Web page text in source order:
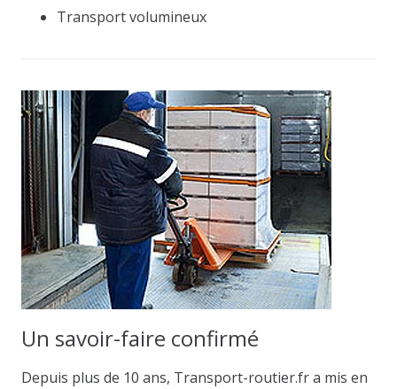
Transport volumineux
Un savoir-faire confirmé
Depuis plus de 10 ans, Transport-routier.fr a mis en